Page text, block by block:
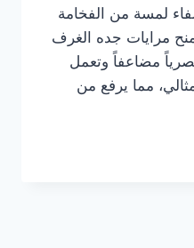
لمسة من الفخامة
مرايات جده الغرف
مضاعفاً وتعمل
مما يرفع من